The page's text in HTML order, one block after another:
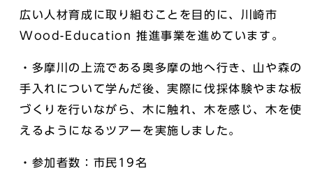
広い人材育成に取り組むことを目的に、川崎市
Wood-Education 推進事業を進めています。
・多摩川の上流である奥多摩の地へ行き、山や森の
手入れについて学んだ後、実際に伐採体験やまな板
づくりを行いながら、木に触れ、木を感じ、木を使
えるようになるツアーを実施しました。
・参加者数：市民19名